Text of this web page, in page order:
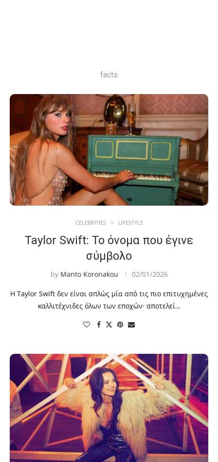
facts
CELEBRITIES LIFESTYLE
Taylor Swift: Το όνομα που έγινε
σύμβολο
by Manto Koronakou 02/01/2026
Η Taylor Swift δεν είναι απλώς μία από τις πιο επιτυχημένες
καλλιτέχνιδες όλων των εποχών· αποτελεί…